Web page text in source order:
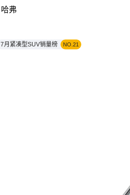
哈弗
7月紧凑型SUV销量榜 NO.21